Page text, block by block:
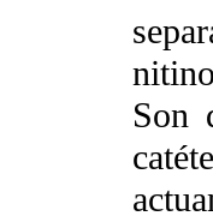
Son